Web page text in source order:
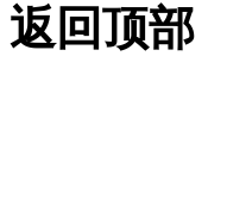
返回顶部